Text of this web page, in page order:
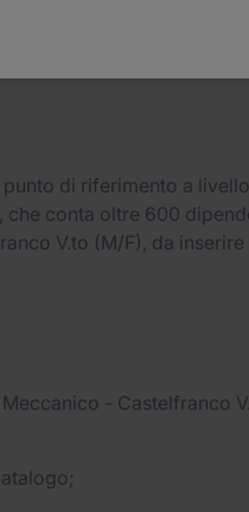
in Italia e all'estero
di riferimento a livello
conta oltre 600
V.to (M/F), da
- Castelfranco